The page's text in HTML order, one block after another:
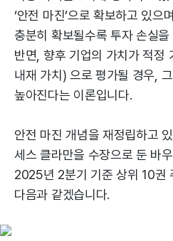
‘안전 마진’으로 확보하고 있으
충분히 확보될수록 투자 손실
반면, 향후 기업의 가치가 적정
내재 가치) 으로 평가될 경우,
높아진다는 이론입니다.
안전 마진 개념을 재정립하고
세스 클라만을 수장으로 둔 바
2025년 2분기 기준 상위 10권
다음과 같겠습니다.